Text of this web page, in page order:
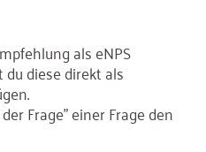
als eNPS
diese direkt als
Frage” einer Frage den